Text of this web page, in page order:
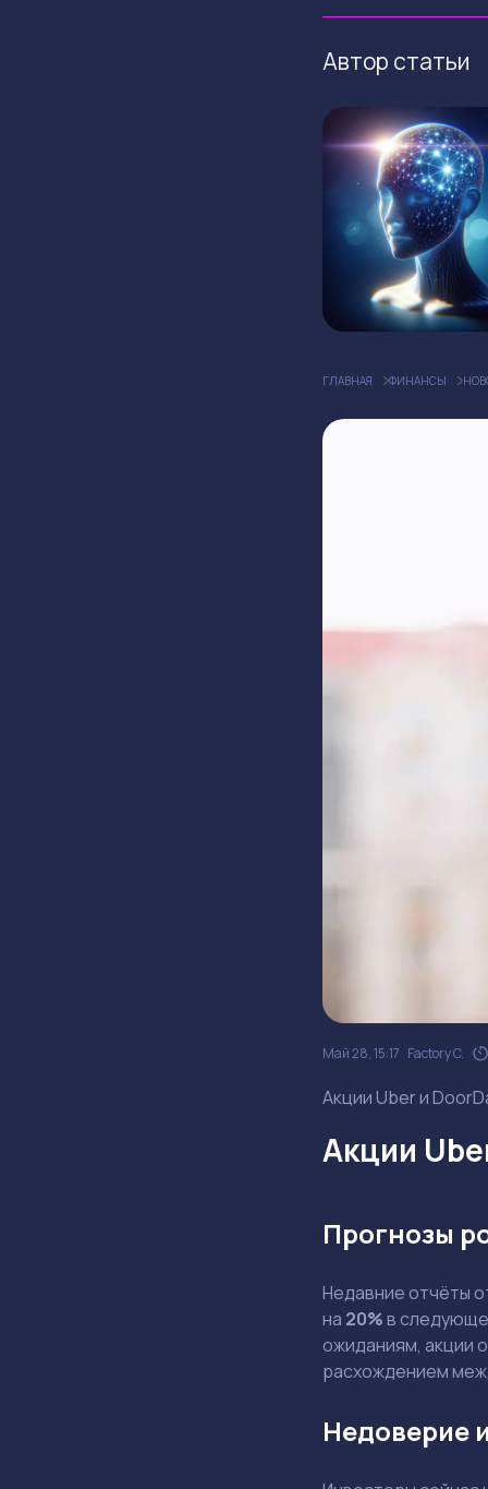
Автор статьи
ГЛАВНАЯ ФИНАНСЫ
Май 28, 15:17 Factory C.
Акции Uber и
Акции
Прогнозы
Недавние отчёты
на 20%в
ожиданиям, акции
расхождением
Недоверие